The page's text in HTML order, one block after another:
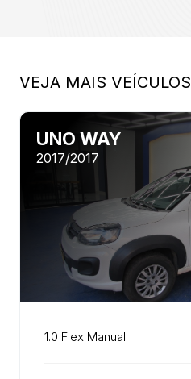
VEJA MAIS VEÍCULOS
UNO WAY
2017/2017
1.0 Flex Manual